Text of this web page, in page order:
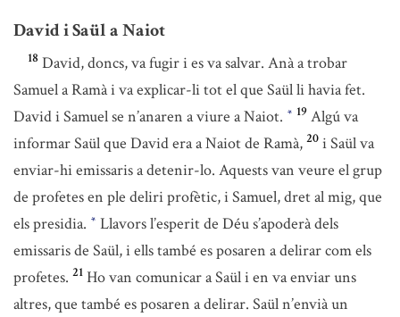
David i Saül a Naiot
18 David, doncs, va fugir i es va salvar. Anà a trobar
Samuel a Ramà i va explicar-li tot el que Saül li havia fet.
David i Samuel se n’anaren a viure a Naiot. * 19 Algú va
informar Saül que David era a Naiot de Ramà, 20 i Saül va
enviar-hi emissaris a detenir-lo. Aquests van veure el grup
de profetes en ple deliri profètic, i Samuel, dret al mig, que
els presidia. * Llavors l’esperit de Déu s’apoderà dels
emissaris de Saül, i ells també es posaren a delirar com els
profetes. 21 Ho van comunicar a Saül i en va enviar uns
altres, que també es posaren a delirar. Saül n’envià un